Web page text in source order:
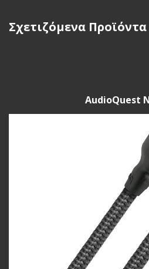
Σχετιζόμενα Προϊόντα
AudioQuest